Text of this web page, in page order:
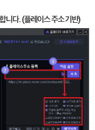
합니다. (플레이스 주소 기반)